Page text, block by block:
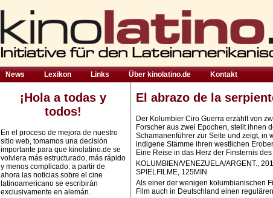
News Lexikon Links Über kinolatino.de Kontakt
¡Hola a todas y
todos!
En el proceso de mejora de nuestro
sitio web, tomamos una decisión
importante para que kinolatino.de se
volviera más estructurado, más rápido
y menos complicado: a partir de
ahora las noticias sobre el cine
latinoamericano se escribirán
exclusivamente en alemán.
El abrazo de la
Der Kolumbier Ciro Guerra erzählt von
Forscher aus zwei Epochen, stellt ihnen
Schamanenführer zur Seite und zeigt, in
indigene Stämme ihren westlichen
Eine Reise in das Herz der Finsternis
KOLUMBIEN/VENEZUELA/ARGENT.,
SPIELFILME, 125MIN
Als einer der wenigen kolumbianischen
Film auch in Deutschland einen